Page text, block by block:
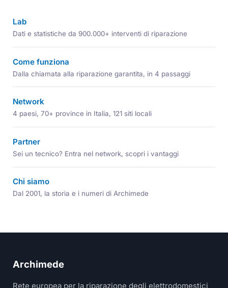
Lab
Dati e statistiche da 900.000+ interventi di riparazione
Come funziona
Dalla chiamata alla riparazione garantita, in 4 passaggi
Network
4 paesi, 70+ province in Italia, 121 siti locali
Partner
Sei un tecnico? Entra nel network, scopri i vantaggi
Chi siamo
Dal 2001, la storia e i numeri di Archimede
Archimede
Rete europea per la riparazione degli elettrodomestici